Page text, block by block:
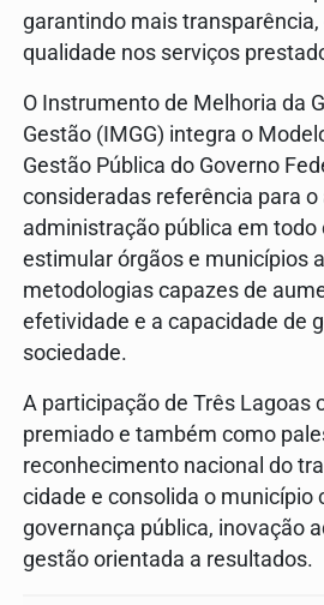
garantindo mais
qualidade nos serviços
O Instrumento de Melhoria da
Gestão (IMGG) integra o
Gestão Pública do Governo
consideradas referência para
administração pública em todo
estimular órgãos e municípios
metodologias capazes de
efetividade e a capacidade de
sociedade.
A participação de Três Lagoas
premiado e também como
reconhecimento nacional do
cidade e consolida o município
governança pública, inovação
gestão orientada a resultados.